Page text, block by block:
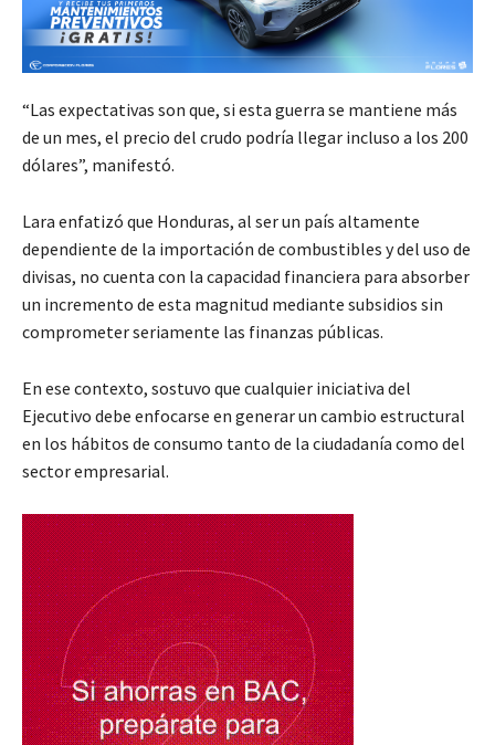
“Las expectativas son que, si esta guerra se mantiene más
de un mes, el precio del crudo podría llegar incluso a los 200
dólares”, manifestó.
Lara enfatizó que Honduras, al ser un país altamente
dependiente de la importación de combustibles y del uso de
divisas, no cuenta con la capacidad financiera para absorber
un incremento de esta magnitud mediante subsidios sin
comprometer seriamente las finanzas públicas.
En ese contexto, sostuvo que cualquier iniciativa del
Ejecutivo debe enfocarse en generar un cambio estructural
en los hábitos de consumo tanto de la ciudadanía como del
sector empresarial.